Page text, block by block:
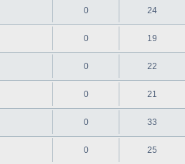
0 24
0 19
0 22
0 21
0 33
0 25